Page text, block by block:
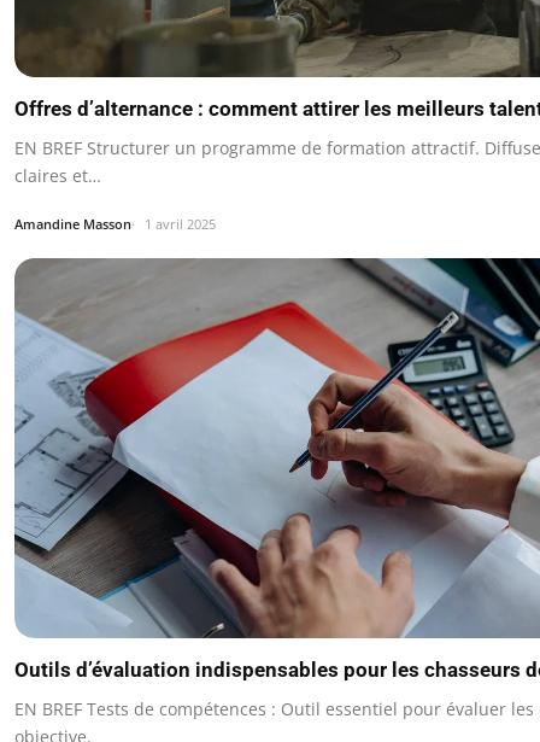
Offres d’alternance : comment attirer les meilleurs
EN BREF Structurer un programme de formation attractif.
claires et…
Amandine Masson 1 avril 2025
Outils d’évaluation indispensables pour les chasseurs
EN BREF Tests de compétences : Outil essentiel pour évaluer
objective.